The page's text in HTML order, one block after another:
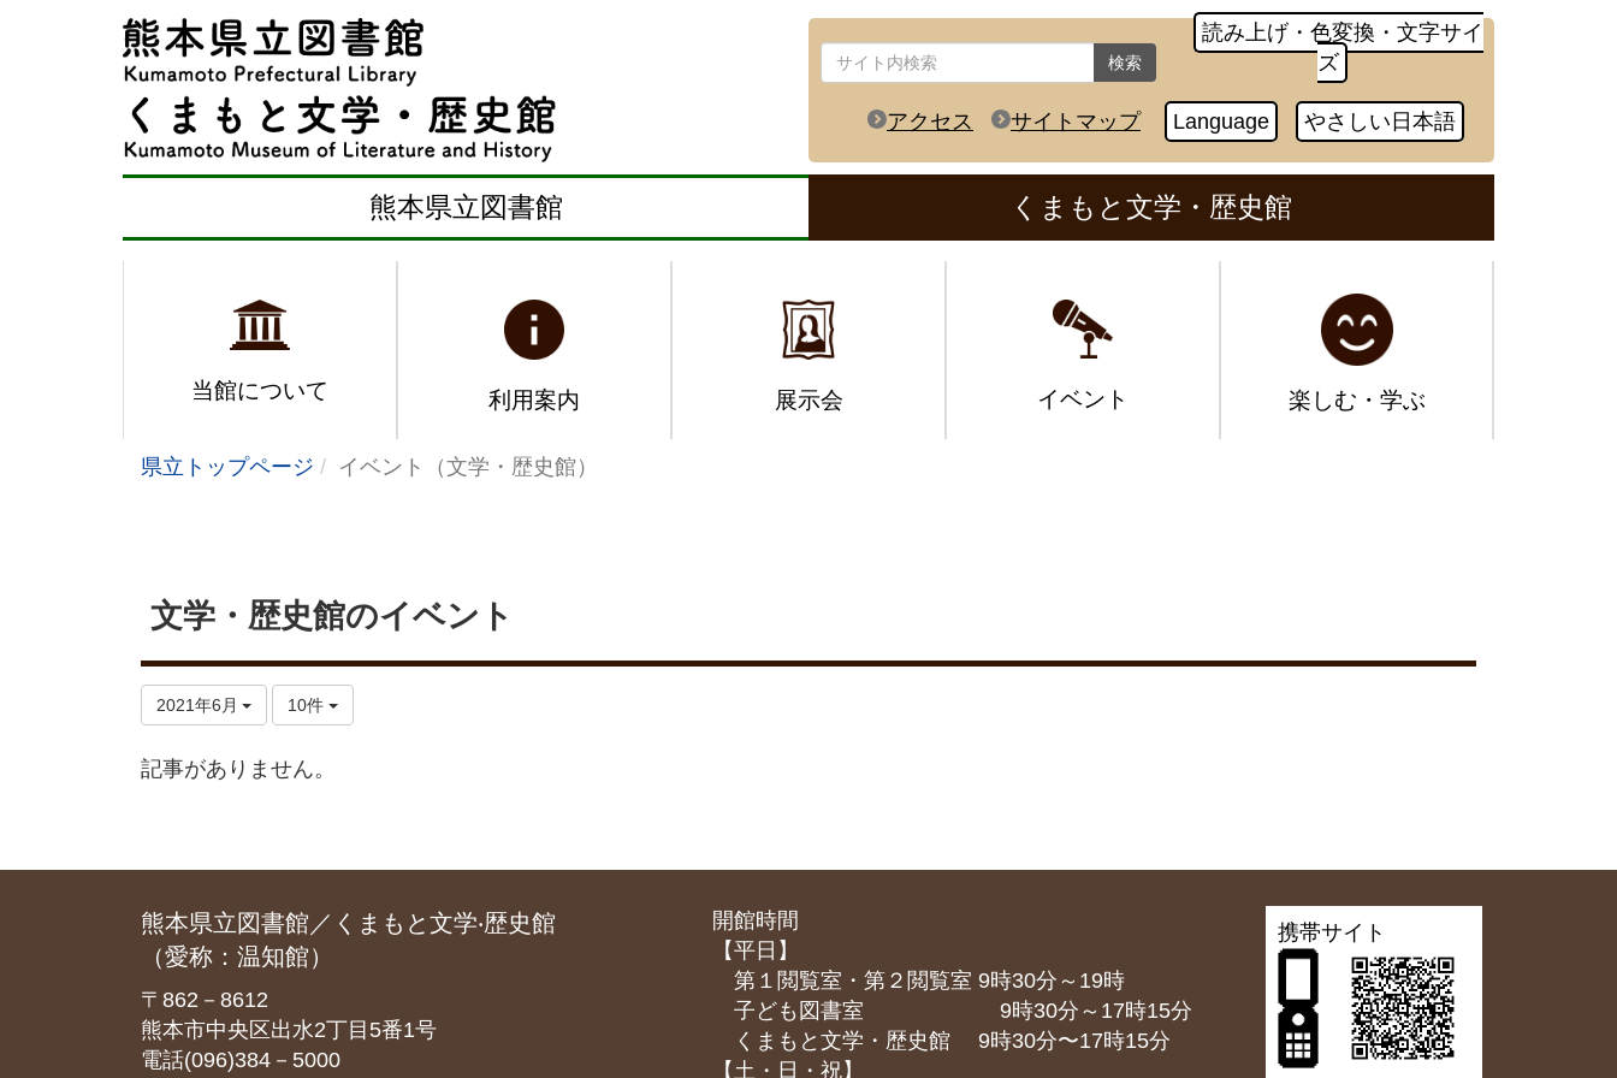
検索
読み上げ・色変換・文字サイ
ズ
アクセス サイトマップ Language やさしい日本語
熊本県立図書館 くまもと文学・歴史館
当館について 利用案内 展示会 イベント 楽しむ・学ぶ
県立トップページ イベント（文学・歴史館）
文学・歴史館のイベント
2021年6月 10件
記事がありません。
熊本県立図書館／くまもと文学‧歴史館
（愛称：温知館）
〒862－8612
熊本市中央区出水2丁目5番1号
電話(096)384－5000
開館時間
【平日】
第１閲覧室・第２閲覧室 9時30分～19時
子ども図書室 9時30分～17時15分
くまもと⽂学・歴史館 9時30分〜17時15分
【土・日・祝】
携帯サイト